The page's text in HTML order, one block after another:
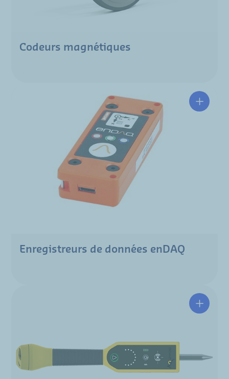
Codeurs magnétiques
Enregistreurs de données enDAQ